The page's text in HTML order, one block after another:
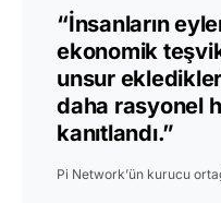
“İnsanların
ekonomik
unsur
daha rasyonel
kanıtlandı.”
Pi Network’ün kurucu